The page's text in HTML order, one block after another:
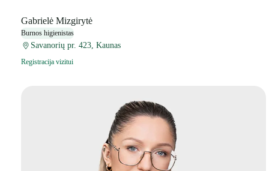
Gabrielė Mizgirytė
Burnos higienistas
Savanorių pr. 423, Kaunas
Registracija vizitui